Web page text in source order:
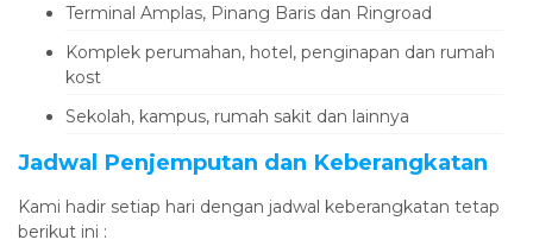
Terminal Amplas, Pinang Baris dan Ringroad
Komplek perumahan, hotel, penginapan dan rumah
kost
Sekolah, kampus, rumah sakit dan lainnya
Jadwal Penjemputan dan Keberangkatan
Kami hadir setiap hari dengan jadwal keberangkatan tetap
berikut ini :